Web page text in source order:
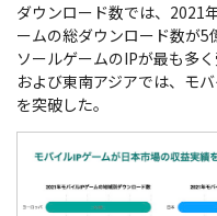
ダウンロード数では、2021
ームの総ダウンロード数が
ソールゲームのIPが最も多
および東南アジアでは、モ
を突破した。